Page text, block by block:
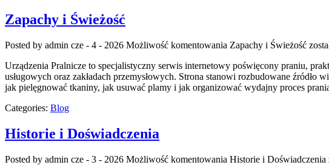
Zapachy i Świeżość
Posted by admin cze - 4 - 2026 Możliwość komentowania Zapachy i Świeżość
Urządzenia Pralnicze to specjalistyczny serwis internetowy poświęcony praniu,
usługowych oraz zakładach przemysłowych. Strona stanowi rozbudowane
jak pielęgnować tkaniny, jak usuwać plamy i jak organizować wydajny proces
Categories: Blog
Historie i Doświadczenia
Posted by admin cze - 3 - 2026 Możliwość komentowania Historie i Doświadczenia